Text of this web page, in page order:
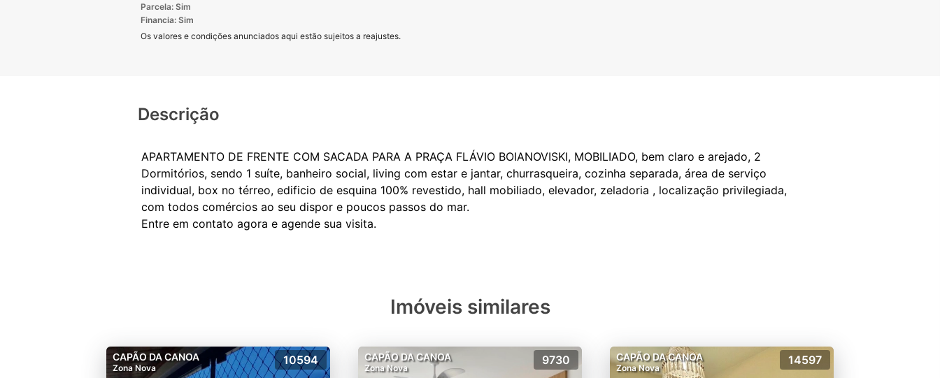
Parcela: Sim
Financia: Sim
Os valores e condições anunciados aqui estão sujeitos a reajustes.
Descrição
APARTAMENTO DE FRENTE COM SACADA PARA A PRAÇA FLÁVIO BOIANOVISKI, MOBILIADO, bem claro e arejado, 2
Dormitórios, sendo 1 suíte, banheiro social, living com estar e jantar, churrasqueira, cozinha separada, área de serviço
individual, box no térreo, edificio de esquina 100% revestido, hall mobiliado, elevador, zeladoria , localização privilegiada,
com todos comércios ao seu dispor e poucos passos do mar.
Imóveis similares
CAPÃO DA CANOA
Zona Nova
10594 CAPÃO DA CANOA
Zona Nova
9730 CAPÃO DA CANOA
Zona Nova
14597